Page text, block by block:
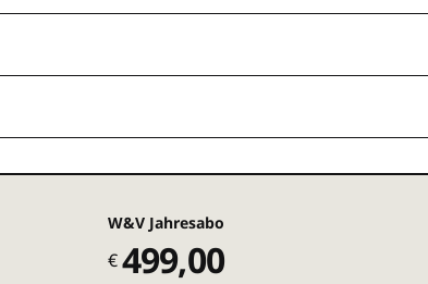
W&V Jahresabo
€499,00